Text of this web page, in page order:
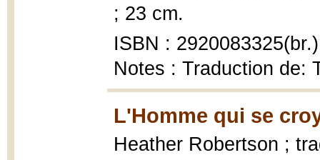
; 23 cm.
ISBN : 2920083325(br.)
Notes : Traduction de:
L'Homme qui se
Heather Robertson ;